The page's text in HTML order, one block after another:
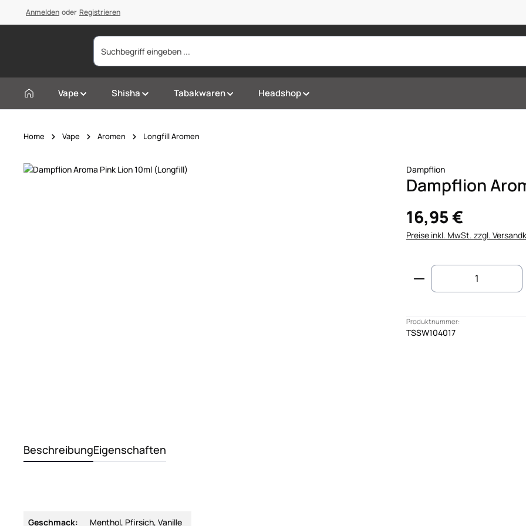
Zur Hauptnavigation springen
Anmelden oder Registrieren
Vape Shisha Tabakwaren Headshop
Home Vape Aromen Longfill Aromen
Bildergalerie überspringen Dampflion
Dampflion
16,95 €
Preise inkl. MwSt. zzgl.
Produkt Anzahl:
Produktnummer:
TSSW104017
BeschreibungEigenschaften
Geschmack: Menthol, Pfirsich, Vanille